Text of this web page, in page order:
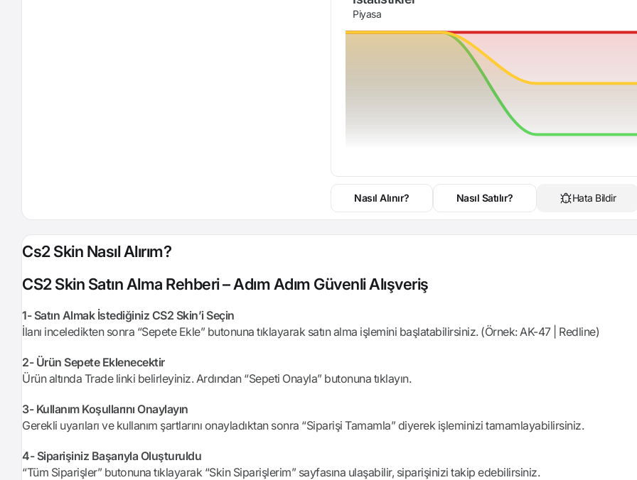
Piyasa
Nasıl Alınır? Nasıl Satılır? Hata Bildir
Cs2 Skin Nasıl Alırım?
CS2 Skin Satın Alma Rehberi – Adım Adım Güvenli Alışveriş
1- Satın Almak İstediğiniz CS2 Skin’i Seçin
İlanı inceledikten sonra “Sepete Ekle” butonuna tıklayarak satın alma işlemini başlatabilirsiniz. (Örnek: AK-47 | Redline)
2- Ürün Sepete Eklenecektir
Ürün altında Trade linki belirleyiniz. Ardından “Sepeti Onayla” butonuna tıklayın.
3- Kullanım Koşullarını Onaylayın
Gerekli uyarıları ve kullanım şartlarını onayladıktan sonra “Siparişi Tamamla” diyerek işleminizi tamamlayabilirsiniz.
4- Siparişiniz Başarıyla Oluşturuldu
“Tüm Siparişler” butonuna tıklayarak “Skin Siparişlerim” sayfasına ulaşabilir, siparişinizi takip edebilirsiniz.